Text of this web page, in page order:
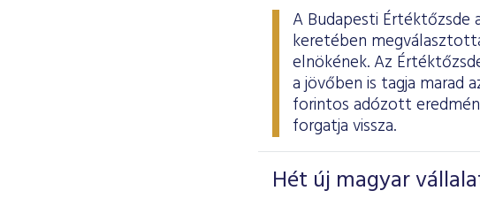
A Budapesti Értéktőzsde
keretében
elnökének. Az
a jövőben is tagja marad
forintos adózott
forgatja vissza.
Hét új magyar